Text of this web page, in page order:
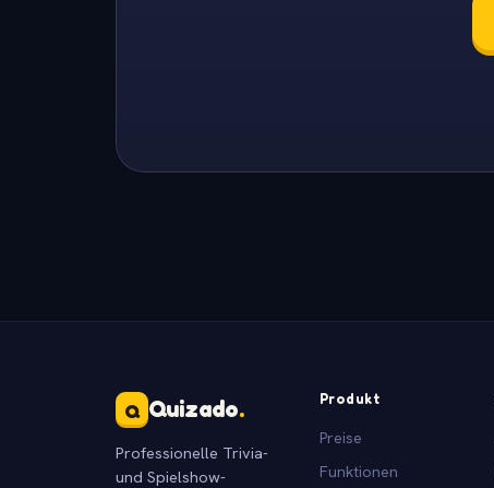
Q Quizado.
Professionelle Trivia-
und Spielshow-
Produkt
Preise
Funktionen